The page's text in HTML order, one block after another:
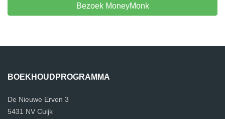
Bezoek MoneyMonk
BOEKHOUDPROGRAMMA
De Nieuwe Erven 3
5431 NV Cuijk